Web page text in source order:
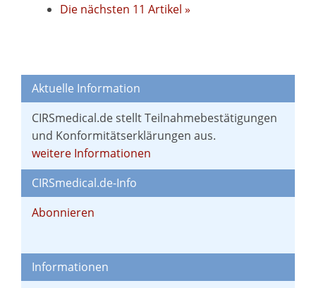
Die nächsten 11 Artikel »
Aktuelle Information
CIRSmedical.de stellt Teilnahmebestätigungen
und Konformitätserklärungen aus.
weitere Informationen
CIRSmedical.de-Info
Abonnieren
Informationen